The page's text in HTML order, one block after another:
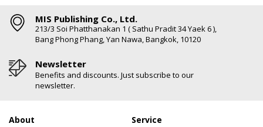
MIS Publishing Co., Ltd.
213/3 Soi Phatthanakan 1 ( Sathu Pradit 34 Yaek 6 ),
Bang Phong Phang, Yan Nawa, Bangkok, 10120
Newsletter
Benefits and discounts. Just subscribe to our
newsletter.
About Service